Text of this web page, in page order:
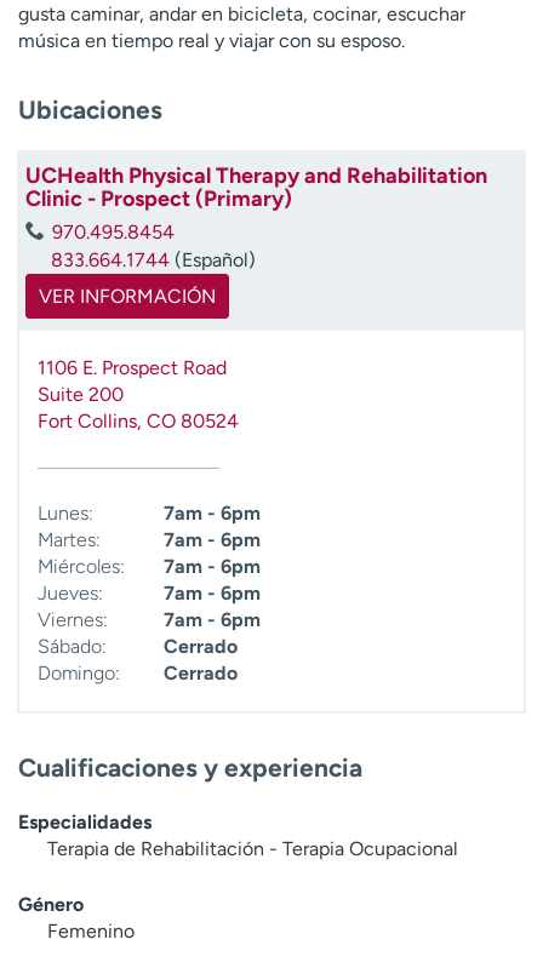
gusta caminar, andar en bicicleta, cocinar, escuchar
música en tiempo real y viajar con su esposo.
Ubicaciones
UCHealth Physical Therapy and Rehabilitation
Clinic - Prospect (Primary)
970.495.8454
833.664.1744 (Español)
VER INFORMACIÓN
1106 E. Prospect Road
Suite 200
Fort Collins, CO 80524
Lunes:
7am - 6pm
Martes:
7am - 6pm
Miércoles:
7am - 6pm
Jueves:
7am - 6pm
Viernes:
7am - 6pm
Sábado:
Cerrado
Domingo:
Cerrado
Cualificaciones y experiencia
Especialidades
Terapia de Rehabilitación - Terapia Ocupacional
Género
Femenino